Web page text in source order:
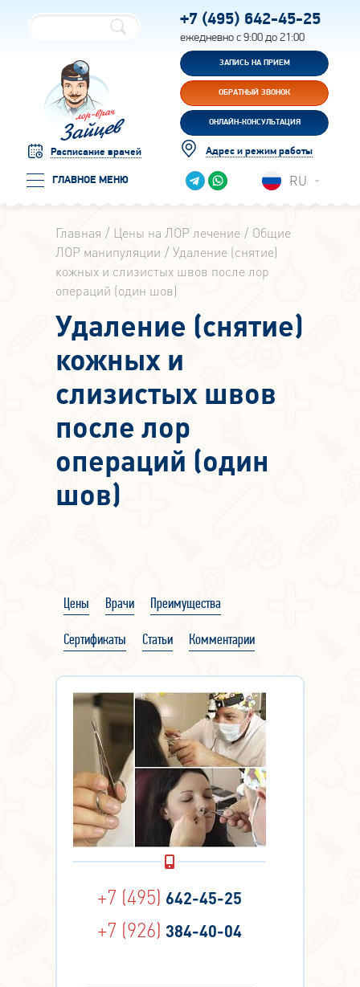
Расписание врачей
ГЛАВНОЕ МЕНЮ
+7 (495) 642-45-25
ежедневно с 9:00 до 21:00
ЗАПИСЬ НА ПРИЕМ
ОБРАТНЫЙ ЗВОНОК
ОНЛАЙН-КОНСУЛЬТАЦИЯ
Адрес и режим работы
RU
Главная Цены на ЛОР лечение
Общие
ЛОР манипуляции
Удаление (снятие)
кожных и слизистых швов после лор
операций (один шов)
Удаление (снятие)
кожных и
слизистых швов
после лор
операций (один
шов)
Цены Врачи Преимущества
Сертификаты Статьи Комментарии
+7 (495) 642-45-25
+7 (926) 384-40-04